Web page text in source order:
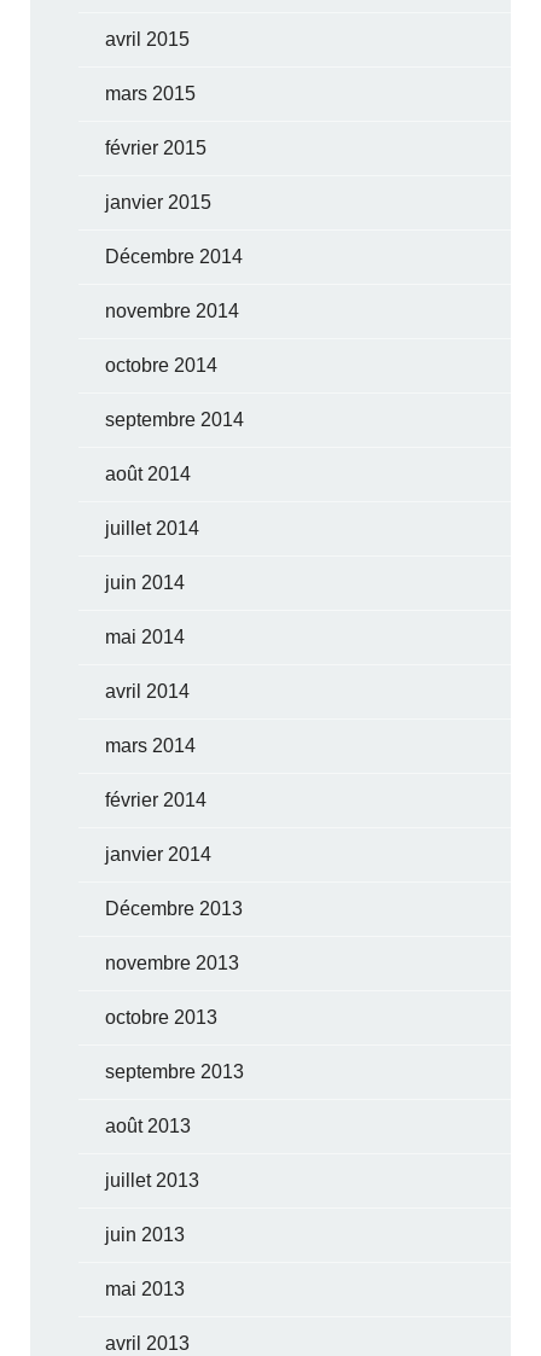
avril 2015
mars 2015
février 2015
janvier 2015
Décembre 2014
novembre 2014
octobre 2014
septembre 2014
août 2014
juillet 2014
juin 2014
mai 2014
avril 2014
mars 2014
février 2014
janvier 2014
Décembre 2013
novembre 2013
octobre 2013
septembre 2013
août 2013
juillet 2013
juin 2013
mai 2013
avril 2013